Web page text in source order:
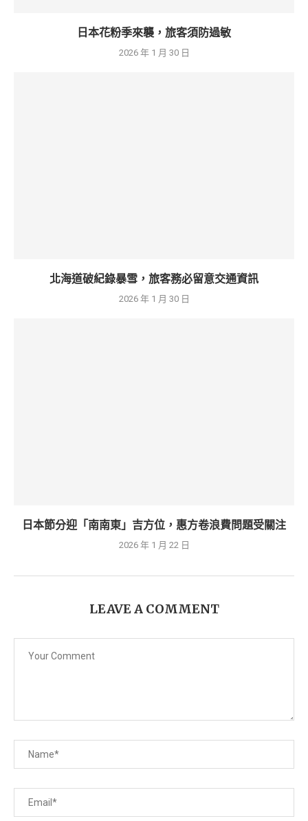
日本花粉季來襲，旅客須防過敏
2026 年 1 月 30 日
北海道破紀錄暴雪，旅客務必留意交通資訊
2026 年 1 月 30 日
日本節分迎「南南東」吉方位，惠方卷浪費問題受關注
2026 年 1 月 22 日
LEAVE A COMMENT